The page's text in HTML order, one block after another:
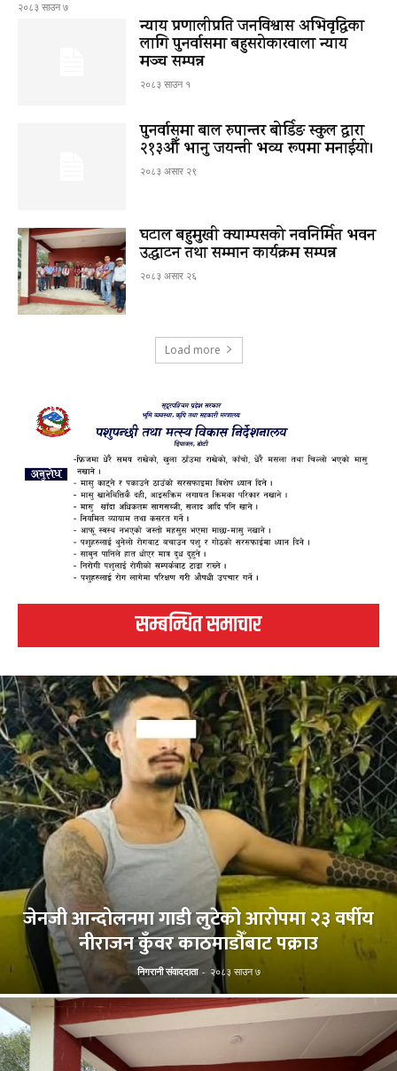
२०८३ साउन ७
न्याय प्रणालीप्रति जनविश्वास अभिवृद्धिका
लागि पुनर्वासमा बहुसरोकारवाला न्याय
मञ्च सम्पन्न
२०८३ साउन १
पुनर्वासमा बाल रुपान्तर बोर्डिङ स्कुल द्धारा
२१३औँ भानु जयन्ती भव्य रूपमा मनाईयो।
२०८३ असार २९
घटाल बहुमुखी क्याम्पसको नवनिर्मित भवन
उद्घाटन तथा सम्मान कार्यक्रम सम्पन्न
२०८३ असार २६
Load more
सम्बन्धित समाचार
जेनजी आन्दोलनमा गाडी लुटेको आरोपमा २३ वर्षीय
नीराजन कुँवर काठमाडौँबाट पक्राउ
निगरानी संवाददाता - २०८३ साउन ७